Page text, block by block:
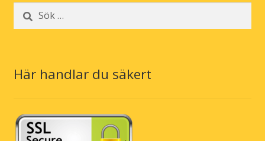
Sök
efter:
Här handlar du säkert